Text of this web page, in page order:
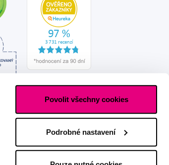
Povolit všechny cookies
Podrobné nastavení